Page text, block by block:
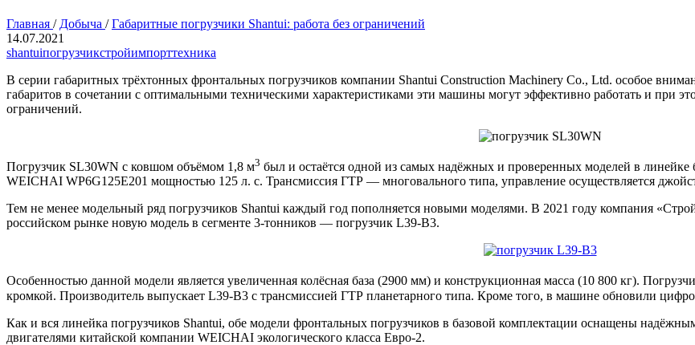
Главная / Добыча / Габаритные погрузчики Shantui: работа без ограничений
14.07.2021
shantuiпогрузчикстройимпорттехника
В серии габаритных трёхтонных фронтальных погрузчиков компании Shantui Construction Machinery Co., Ltd. особое
габаритов в сочетании с оптимальными техническими характеристиками эти машины могут эффективно работать и при
ограничений.
Погрузчик SL30WN с ковшом объёмом 1,8 м3 был и остаётся одной из самых надёжных и проверенных моделей в
WEICHAI WP6G125E201 мощностью 125 л. с. Трансмиссия ГТР — многовального типа, управление осуществляется
Тем не менее модельный ряд погрузчиков Shantui каждый год пополняется новыми моделями. В 2021 году компания
российском рынке новую модель в сегменте 3-тонников — погрузчик L39-B3.
Особенностью данной модели является увеличенная колёсная база (2900 мм) и конструкционная масса (10 800 кг).
кромкой. Производитель выпускает L39-B3 с трансмиссией ГТР планетарного типа. Кроме того, в машине обновили
Как и вся линейка погрузчиков Shantui, обе модели фронтальных погрузчиков в базовой комплектации оснащены
двигателями китайской компании WEICHAI экологического класса Евро-2.